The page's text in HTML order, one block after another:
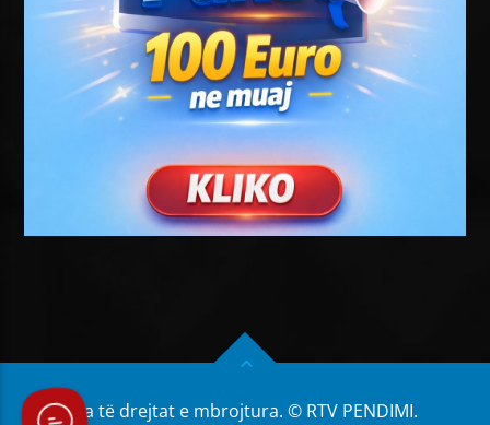
Të gjitha të drejtat e mbrojtura. © RTV PENDIMI.